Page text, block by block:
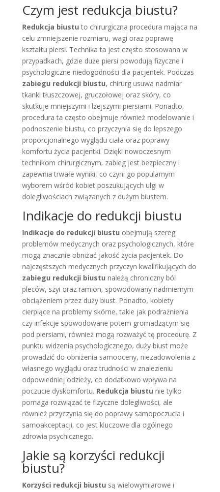
Czym jest redukcja biustu?
Redukcja biustu to chirurgiczna procedura mająca na
celu zmniejszenie rozmiaru, wagi oraz poprawę
kształtu piersi. Technika ta jest często stosowana w
przypadkach, gdzie duże piersi powodują fizyczne i
psychologiczne niedogodności dla pacjentek. Podczas
zabiegu redukcji biustu, chirurg usuwa nadmiar
tkanki tłuszczowej, gruczołowej oraz skóry, co
skutkuje mniejszymi i lżejszymi piersiami. Ponadto,
procedura ta często obejmuje również modelowanie i
podnoszenie biustu, co przyczynia się do lepszego
proporcjonalnego wyglądu ciała oraz poprawy
komfortu życia pacjentki. Dzięki nowoczesnym
technikom chirurgicznym, zabieg jest bezpieczny i
zapewnia trwałe wyniki, co czyni go popularnym
wyborem wśród kobiet poszukujących ulgi w
dolegliwościach związanych z dużym biustem.
Indikacje do redukcji biustu
Indikacje do redukcji biustu obejmują szereg
problemów medycznych oraz psychologicznych, które
mogą znacznie obniżać jakość życia pacjentek. Do
najczęstszych medycznych przyczyn kwalifikujących do
zabiegu redukcji biustu należą chroniczny ból
pleców, szyi oraz ramion, spowodowany nadmiernym
obciążeniem przez duży biust. Ponadto, kobiety
cierpiące na problemy skórne, takie jak podrażnienia
czy infekcje spowodowane potem gromadzącym się
pod piersiami, również mogą rozważyć tę procedurę. Z
punktu widzenia psychologicznego, duży biust może
prowadzić do obniżenia samooceny, niezadowolenia z
własnego wyglądu oraz trudności w znalezieniu
odpowiedniej odzieży, co dodatkowo wpływa na
poczucie dyskomfortu. Redukcja biustu nie tylko
pomaga rozwiązać te fizyczne dolegliwości, ale
również przyczynia się do poprawy samopoczucia i
samoakceptacji, co jest kluczowe dla ogólnego
zdrowia psychicznego.
Jakie są korzyści redukcji
biustu?
Korzyści redukcji biustu są wielowymiarowe i